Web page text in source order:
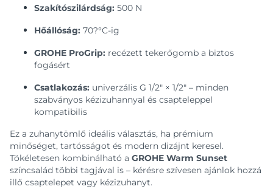
Szakítószilárdság: 500 N
Hőállóság: 70?°C-ig
GROHE ProGrip: recézett tekerőgomb a biztos
fogásért
Csatlakozás: univerzális G 1/2" × 1/2" – minden
szabványos kézizuhannyal és csapteleppel
kompatibilis
Ez a zuhanytömlő ideális választás, ha prémium
minőséget, tartósságot és modern dizájnt keresel.
Tökéletesen kombinálható a GROHE Warm Sunset
színcsalád többi tagjával is – kérésre szívesen ajánlok hozzá
illő csaptelepet vagy kézizuhanyt.